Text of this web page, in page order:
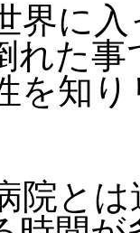
界に
れた事
を知
院とは